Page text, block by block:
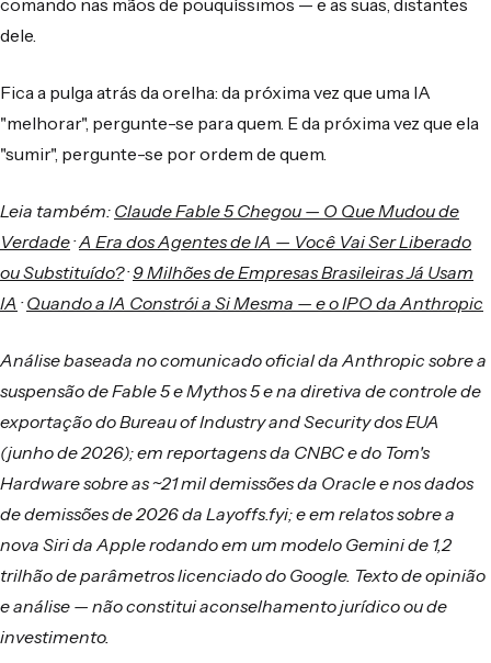
comando nas mãos de pouquíssimos — e as suas, distantes
dele.
Fica a pulga atrás da orelha: da próxima vez que uma IA
"melhorar", pergunte-se para quem. E da próxima vez que ela
"sumir", pergunte-se por ordem de quem.
Leia também: Claude Fable 5 Chegou — O Que Mudou de
Verdade·A Era dos Agentes de IA — Você Vai Ser Liberado
ou Substituído?·9 Milhões de Empresas Brasileiras Já Usam
IA ·Quando a IA Constrói a Si Mesma — e o IPO da Anthropic
Análise baseada no comunicado oficial da Anthropic sobre a
suspensão de Fable 5 e Mythos 5 e na diretiva de controle de
exportação do Bureau of Industry and Security dos EUA
(junho de 2026); em reportagens da CNBC e do Tom's
Hardware sobre as ~21 mil demissões da Oracle e nos dados
de demissões de 2026 da Layoffs.fyi; e em relatos sobre a
nova Siri da Apple rodando em um modelo Gemini de 1,2
trilhão de parâmetros licenciado do Google. Texto de opinião
e análise — não constitui aconselhamento jurídico ou de
investimento.